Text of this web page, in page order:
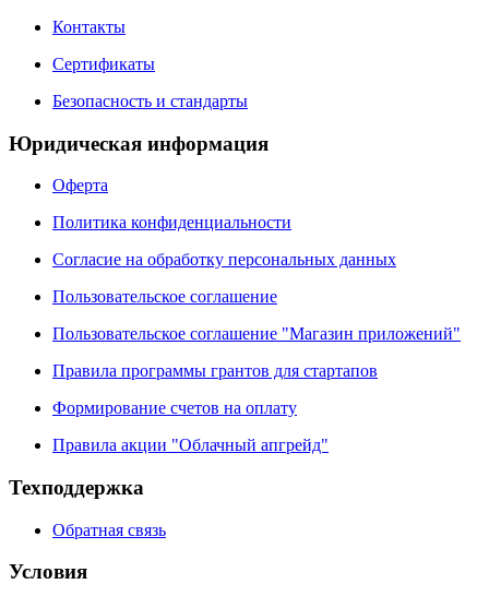
Контакты
Сертификаты
Безопасность и стандарты
Юридическая информация
Оферта
Политика конфиденциальности
Согласие на обработку персональных данных
Пользовательское соглашение
Пользовательское соглашение "Магазин приложений"
Правила программы грантов для стартапов
Формирование счетов на оплату
Правила акции "Облачный апгрейд"
Техподдержка
Обратная связь
Условия